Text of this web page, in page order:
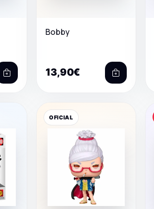
Bobby
13,90€
OFICIAL